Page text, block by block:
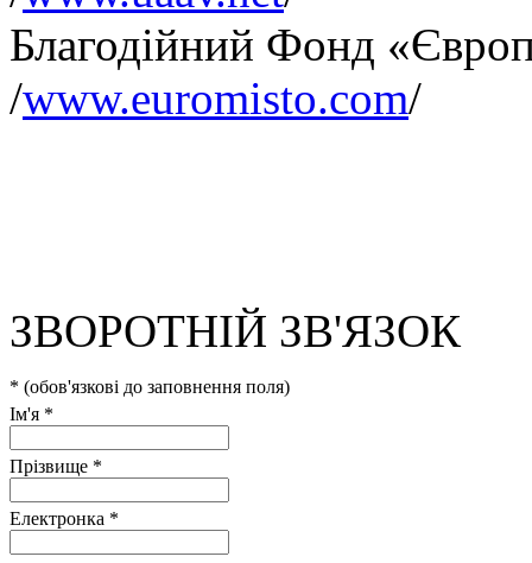
Благодійний Фонд
/www.euromisto.com/
ЗВОРОТНІЙ ЗВ'ЯЗОК
* (обов'язкові до заповнення поля)
Ім'я *
Прізвище *
Електронка *